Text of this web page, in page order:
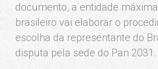
documento, a entidade
brasileiro vai elaborar o
escolha da representante do
disputa pela sede do Pan 2031.